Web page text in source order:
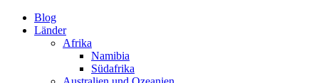
Blog
Länder
Afrika
Namibia
Südafrika